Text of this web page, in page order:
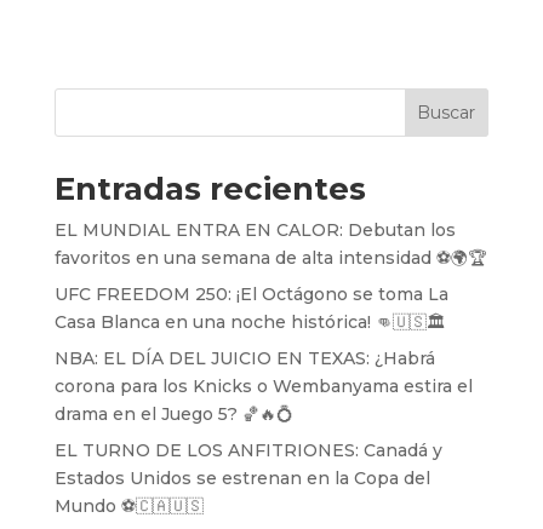
Buscar
Entradas recientes
EL MUNDIAL ENTRA EN CALOR: Debutan los
favoritos en una semana de alta intensidad ⚽️🌍🏆
UFC FREEDOM 250: ¡El Octágono se toma La
Casa Blanca en una noche histórica! 👊🇺🇸🏛️
NBA: EL DÍA DEL JUICIO EN TEXAS: ¿Habrá
corona para los Knicks o Wembanyama estira el
drama en el Juego 5? 🏀🔥💍
EL TURNO DE LOS ANFITRIONES: Canadá y
Estados Unidos se estrenan en la Copa del
Mundo ⚽️🇨🇦🇺🇸